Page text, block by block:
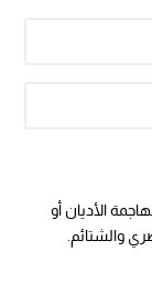
الأديان أو
والشتائم.